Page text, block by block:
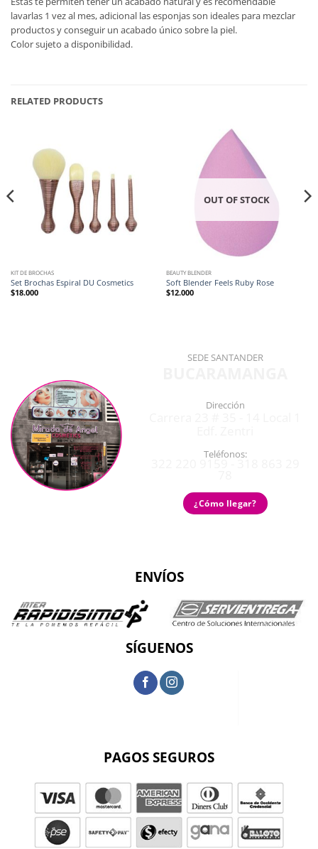
lavarlas 1 vez al mes, adicional las esponjas son ideales para mezclar
productos y conseguir un acabado único sobre la piel.
Color sujeto a disponibilidad.
RELATED PRODUCTS
KIT DE BROCHAS
Set Brochas Espiral DU Cosmetics
$18.000
OUT OF STOCK
BEAUTY BLENDER
Soft Blender Feels Ruby Rose
$12.000
SEDE SANTANDER
Dirección
Teléfonos:
¿Cómo llegar?
ENVÍOS
SÍGUENOS
PAGOS SEGUROS